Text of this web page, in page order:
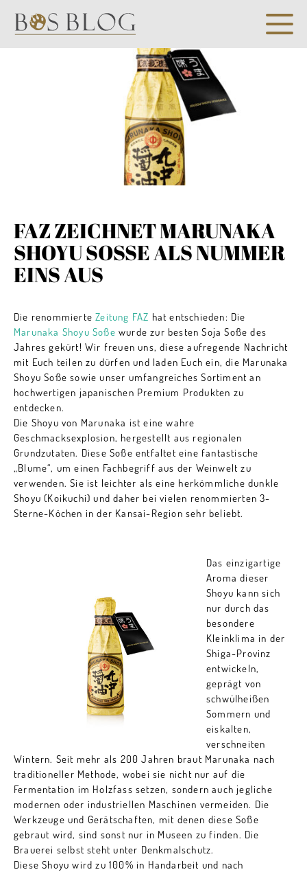
FAZ ZEICHNET MARUNAKA
SHOYU SOSSE ALS NUMMER E
INS AUS
Die renommierteZeitung FAZ hat entschieden: Die
Marunaka Shoyu Soße wurde zur besten Soja Soße des
Jahres gekürt! Wir freuen uns, diese aufregende Nachricht
mit Euch teilen zu dürfen und laden Euch ein, die Marunaka
Shoyu Soße sowie unser umfangreiches Sortiment an
hochwertigen japanischen Premium Produkten zu
entdecken.
Die Shoyu von Marunaka ist eine wahre
Geschmacksexplosion, hergestellt aus regionalen
Grundzutaten. Diese Soße entfaltet eine fantastische
„Blume“, um einen Fachbegriff aus der Weinwelt zu
verwenden. Sie ist leichter als eine herkömmliche dunkle
Shoyu (Koikuchi) und daher bei vielen renommierten 3-
Sterne-Köchen in der Kansai-Region sehr beliebt.
Das einzigartige
Aroma dieser
Shoyu kann sich
nur durch das
besondere
Kleinklima in der
Shiga-Provinz
entwickeln,
geprägt von
schwülheißen
Sommern und
eiskalten,
verschneiten
Wintern. Seit mehr als 200 Jahren braut Marunaka nach
traditioneller Methode, wobei sie nicht nur auf die
Fermentation im Holzfass setzen, sondern auch jegliche
modernen oder industriellen Maschinen vermeiden. Die
Werkzeuge und Gerätschaften, mit denen diese Soße
gebraut wird, sind sonst nur in Museen zu finden. Die
Brauerei selbst steht unter Denkmalschutz.
Diese Shoyu wird zu 100% in Handarbeit und nach